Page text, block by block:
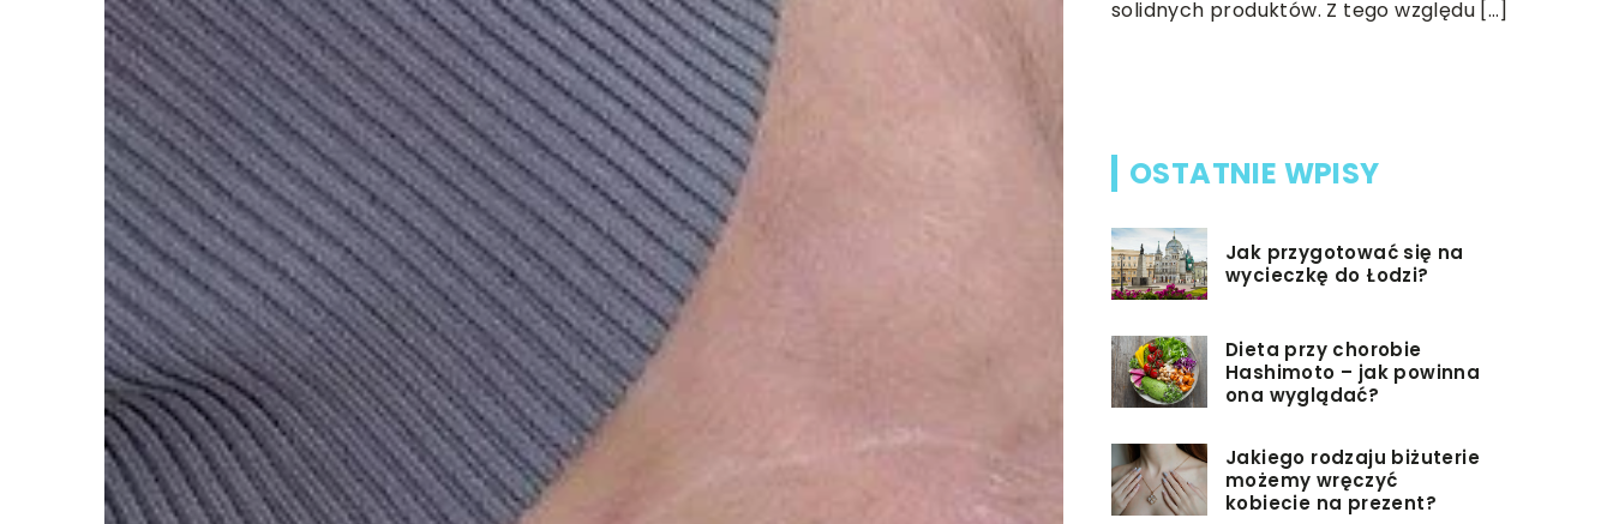
przetwarzanie czy używanie było
karane niezwykle surowo. Obecnie
nastąpiły jednak […]
nudnego i skomplikowanego. W
rzeczywistości […]
solidnych produktów. Z tego względu […]
OSTATNIE WPISY
Jak przygotować się na
wycieczkę do Łodzi?
Dieta przy chorobie
Hashimoto – jak powinna
ona wyglądać?
Jakiego rodzaju biżuterie
możemy wręczyć
kobiecie na prezent?